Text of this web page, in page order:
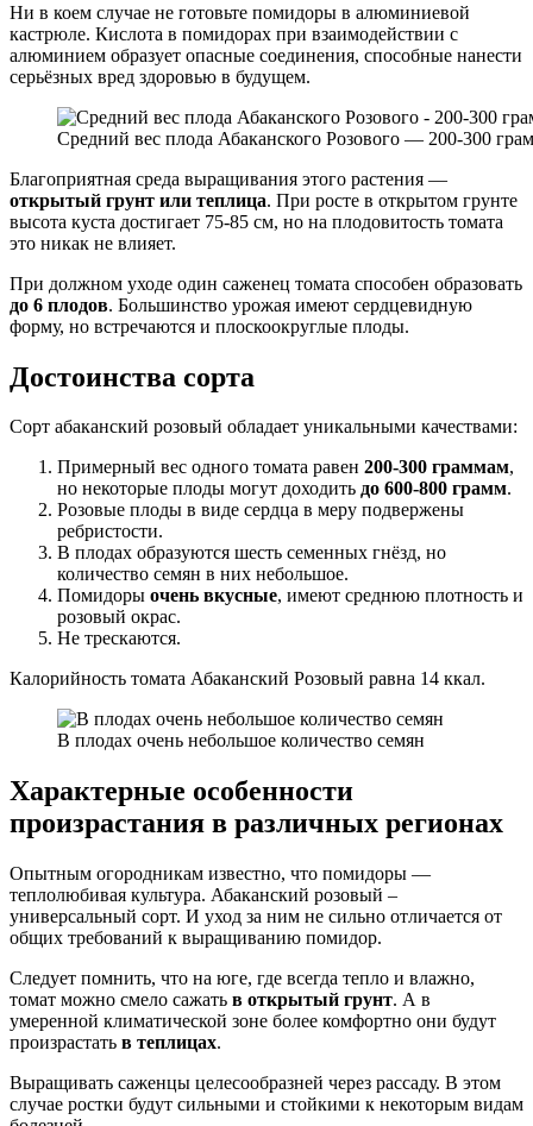
Ни в коем случае не готовьте помидоры в алюминиевой
кастрюле. Кислота в помидорах при взаимодействии с
алюминием образует опасные соединения, способные нанести
серьёзных вред здоровью в будущем.
Средний вес плода Абаканского Розового — 200-300
Благоприятная среда выращивания этого растения —
открытый грунт или теплица. При росте в открытом грунте
высота куста достигает 75-85 см, но на плодовитость томата
это никак не влияет.
При должном уходе один саженец томата способен образовать
до 6 плодов. Большинство урожая имеют сердцевидную
форму, но встречаются и плоскоокруглые плоды.
Достоинства сорта
Сорт абаканский розовый обладает уникальными качествами:
Примерный вес одного томата равен 200-300 граммам,
но некоторые плоды могут доходить до 600-800 грамм.
Розовые плоды в виде сердца в меру подвержены
ребристости.
В плодах образуются шесть семенных гнёзд, но
количество семян в них небольшое.
Помидоры очень вкусные, имеют среднюю плотность и
розовый окрас.
Не трескаются.
Калорийность томата Абаканский Розовый равна 14 ккал.
В плодах очень небольшое количество семян
Характерные особенности
произрастания в различных регионах
Опытным огородникам известно, что помидоры —
теплолюбивая культура. Абаканский розовый –
универсальный сорт. И уход за ним не сильно отличается от
общих требований к выращиванию помидор.
Следует помнить, что на юге, где всегда тепло и влажно,
томат можно смело сажать в открытый грунт. А в
умеренной климатической зоне более комфортно они будут
произрастать в теплицах.
Выращивать саженцы целесообразней через рассаду. В этом
случае ростки будут сильными и стойкими к некоторым видам